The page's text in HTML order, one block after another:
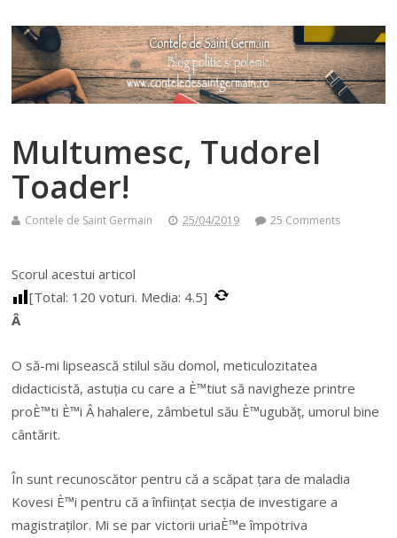
Multumesc, Tudorel
Toader!
Contele de Saint Germain 25/04/2019 25 Comments
Scorul acestui articol
[Total: 120 voturi. Media: 4.5]
Â
O să-mi lipsească stilul său domol, meticulozitatea
didacticistă, astuția cu care a È™tiut să navigheze printre
proÈ™ti È™i Â hahalere, zâmbetul său È™ugubăț, umorul bine
cântărit.
În sunt recunoscător pentru că a scăpat țara de maladia
Kovesi È™i pentru că a înființat secția de investigare a
magistraților. Mi se par victorii uriaÈ™e împotriva